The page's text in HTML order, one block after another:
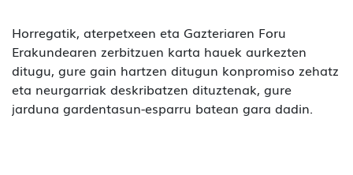
Horregatik, aterpetxeen eta Gazteriaren Foru
Erakundearen zerbitzuen karta hauek aurkezten
ditugu, gure gain hartzen ditugun konpromiso zehatz
eta neurgarriak deskribatzen dituztenak, gure
jarduna gardentasun-esparru batean gara dadin.